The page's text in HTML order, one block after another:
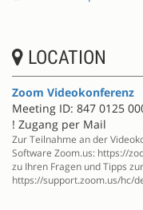
LOCATION
Zoom Videokonferenz
Meeting ID: 847 0125
! Zugang per Mail
Zur Teilnahme an der
Software Zoom.us: https://
zu Ihren Fragen und Tipps
https://support.zoom.us/hc/